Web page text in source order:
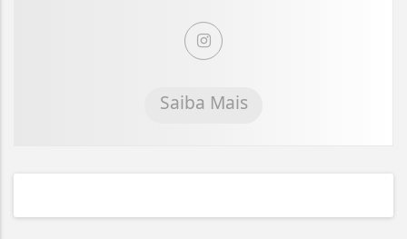
Saiba Mais